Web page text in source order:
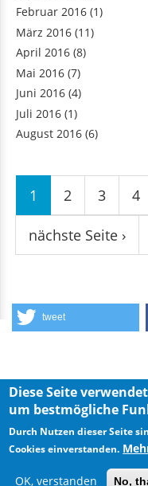
Februar 2016 (1)
März 2016 (11)
April 2016 (8)
Mai 2016 (7)
Juni 2016 (4)
Juli 2016 (1)
August 2016 (6)
Seiten
1 2 3 4
nächste Seite ›
tweet
Diese Seite
um bestmögliche
Durch Nutzen dieser Seite
Cookies einverstanden.
OK, verstanden No,